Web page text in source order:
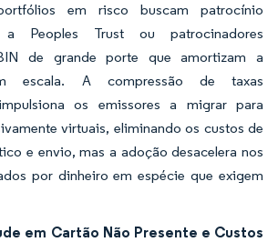
em risco buscam patrocínio
a Peoples Trust ou patrocinadores
de grande porte que amortizam a
escala. A compressão de taxas
os emissores a migrar para
virtuais, eliminando os custos de
e envio, mas a adoção desacelera nos
por dinheiro em espécie que exigem
em Cartão Não Presente e Custos